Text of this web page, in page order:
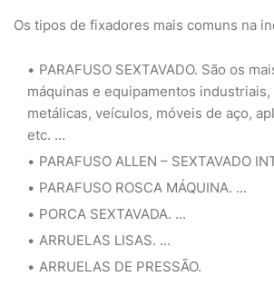
Os tipos de fixadores mais comuns na
PARAFUSO SEXTAVADO. São os
máquinas e equipamentos
metálicas, veículos, móveis de aço,
etc. ...
PARAFUSO ALLEN – SEXTAVADO
PARAFUSO ROSCA MÁQUINA. ...
PORCA SEXTAVADA. ...
ARRUELAS LISAS. ...
ARRUELAS DE PRESSÃO.